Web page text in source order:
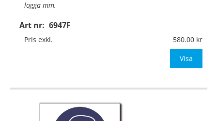
Art nr: 6947F
logga mm.
Material:Självhäftande folie
Mått:74x105mm (eller annat mått upp till 0,01m²)
Pris exkl. 580.00
Visa